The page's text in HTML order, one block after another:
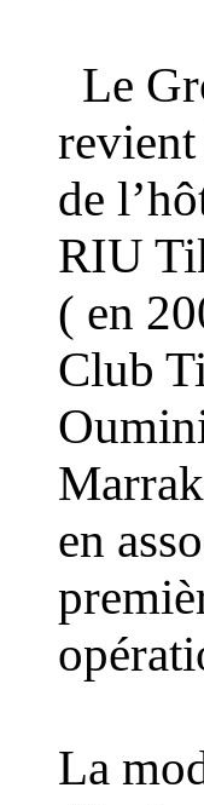
Le
de
RIU
( en
Club
en
La